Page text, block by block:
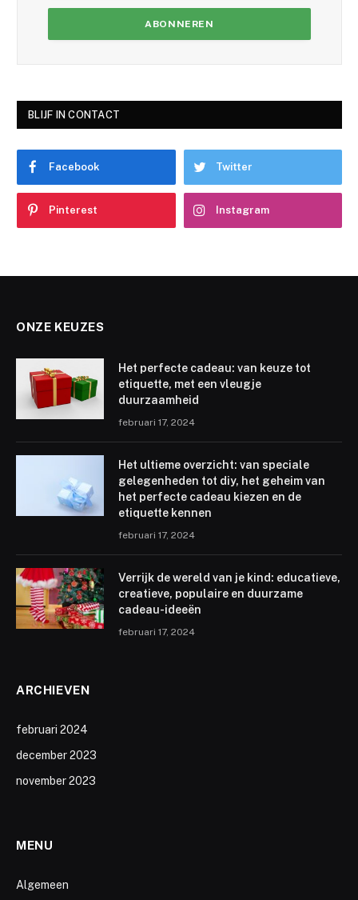
BLIJF IN CONTACT
Facebook Twitter
Pinterest Instagram
ONZE KEUZES
Het perfecte cadeau: van keuze tot
etiquette, met een vleugje
duurzaamheid
februari 17, 2024
Het ultieme overzicht: van speciale
gelegenheden tot diy, het geheim van
het perfecte cadeau kiezen en de
etiquette kennen
februari 17, 2024
Verrijk de wereld van je kind: educatieve,
creatieve, populaire en duurzame
cadeau-ideeën
februari 17, 2024
ARCHIEVEN
februari 2024
december 2023
november 2023
MENU
Algemeen